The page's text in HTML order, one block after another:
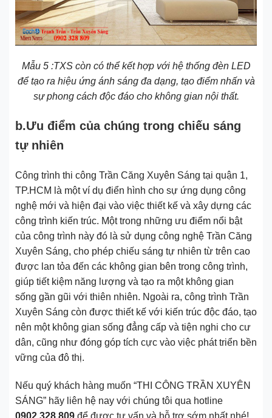
Mẫu 5 :TXS còn có thể kết hợp với hệ thống đèn LED
để tạo ra hiệu ứng ánh sáng đa dạng, tạo điểm nhấn và
sự phong cách độc đáo cho không gian nội thất.
b.Ưu điểm của chúng trong chiếu sáng
tự nhiên
Công trình thi công Trần Căng Xuyên Sáng tại quận 1,
TP.HCM là một ví dụ điển hình cho sự ứng dụng công
nghệ mới và hiện đại vào việc thiết kế và xây dựng các
công trình kiến trúc. Một trong những ưu điểm nổi bật
của công trình này đó là sử dụng công nghệ Trần Căng
Xuyên Sáng, cho phép chiếu sáng tự nhiên từ trên cao
được lan tỏa đến các không gian bên trong công trình,
giúp tiết kiệm năng lượng và tạo ra một không gian
sống gần gũi với thiên nhiên. Ngoài ra, công trình Trần
Xuyên Sáng còn được thiết kế với kiến trúc độc đáo, tạo
nên một không gian sống đẳng cấp và tiện nghi cho cư
dân, cũng như đóng góp tích cực vào việc phát triển bền
vững của đô thị.
Nếu quý khách hàng muốn “THI CÔNG TRẦN XUYÊN
SÁNG” hãy liên hệ nay với chúng tôi qua hotline
0902.328.809 để được tư vấn và hỗ trợ sớm nhất nhé!